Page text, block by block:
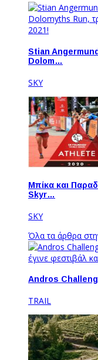
Stian
Dolom…
SKY
Μπίκα και
Skyr…
SKY
Όλα τα άρθρα
Andros
TRAIL